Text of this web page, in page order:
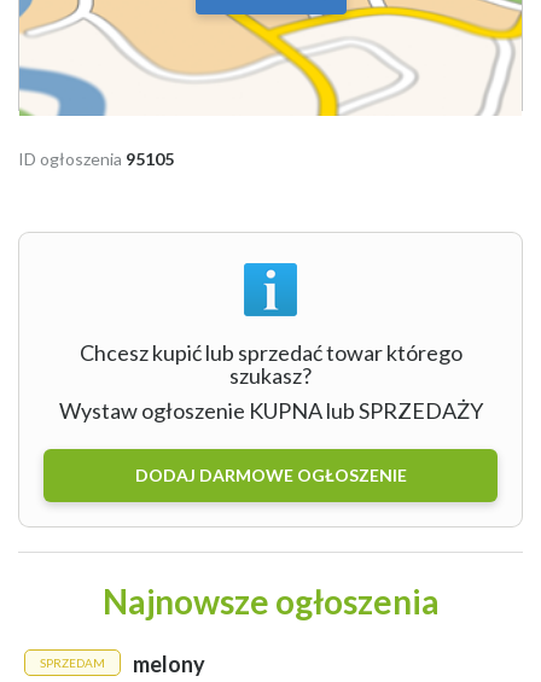
ID ogłoszenia 95105
Chcesz kupić lub sprzedać towar którego
szukasz?
Wystaw ogłoszenie KUPNA lub SPRZEDAŻY
DODAJ DARMOWE OGŁOSZENIE
Najnowsze ogłoszenia
SPRZEDAM melony